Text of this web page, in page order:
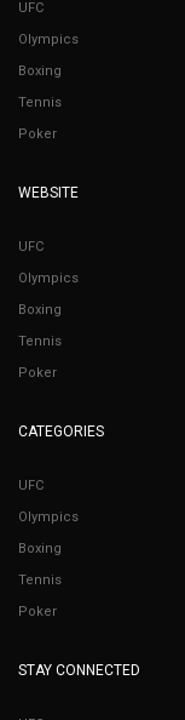
UFC
Olympics
Boxing
Tennis
Poker
WEBSITE
UFC
Olympics
Boxing
Tennis
Poker
CATEGORIES
UFC
Olympics
Boxing
Tennis
Poker
STAY CONNECTED